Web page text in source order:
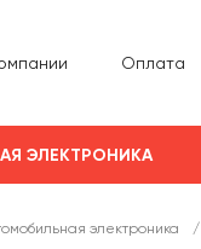
Оплата
ЭЛЕКТРОНИКА
электроника /